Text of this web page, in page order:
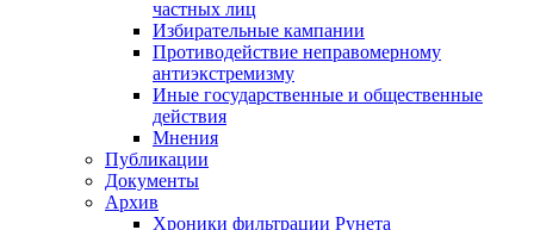
частных лиц
Избирательные кампании
Противодействие неправомерному
антиэкстремизму
Иные государственные и общественные
действия
Мнения
Публикации
Документы
Архив
Хроники фильтрации Рунета